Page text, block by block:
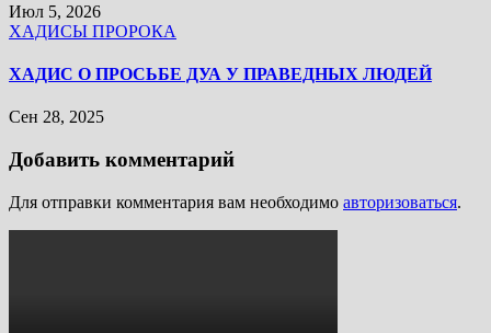
Июл 5, 2026
ХАДИСЫ ПРОРОКА
ХАДИС О ПРОСЬБЕ ДУА У ПРАВЕДНЫХ ЛЮДЕЙ
Сен 28, 2025
Добавить комментарий
Для отправки комментария вам необходимо авторизоваться.